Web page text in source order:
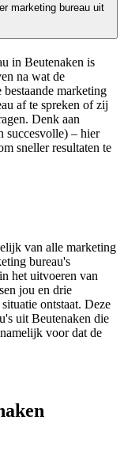
marketing bureau uit
in Beutenaken is
na wat de
marketing
af te spreken of zij
Denk aan
succesvolle) – hier
sneller resultaten te
van alle marketing
bureau's
het uitvoeren van
jou en drie
ontstaat. Deze
uit Beutenaken die
voor dat de